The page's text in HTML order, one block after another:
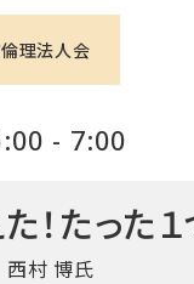
理法人会
- 7:00
！たった
村 博氏